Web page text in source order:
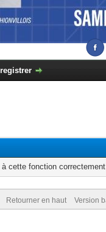
cette fonction
Retourner en haut Version